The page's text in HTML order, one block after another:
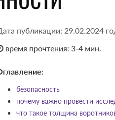
публикации: 29.02.2024
время прочтения: 3-4 мин.
безопасность
почему важно провести
что такое толщина